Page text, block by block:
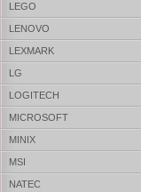
LEGO
LENOVO
LEXMARK
LG
LOGITECH
MICROSOFT
MINIX
MSI
NATEC